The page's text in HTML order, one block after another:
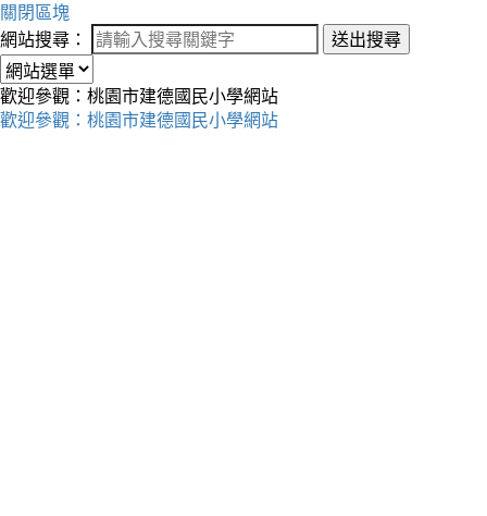
關閉區塊
網站搜尋：
送出搜尋
歡迎參觀：桃園市建德國民小學網站
歡迎參觀：桃園市建德國民小學網站